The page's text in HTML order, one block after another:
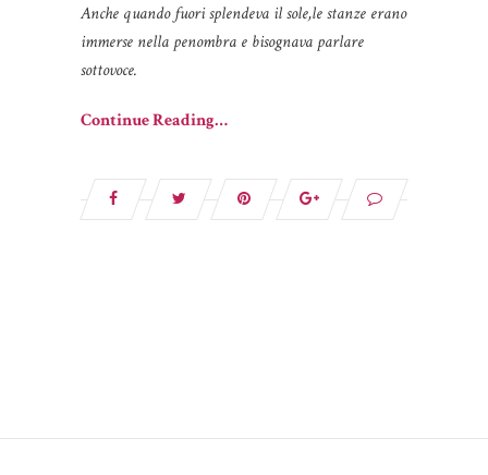
Anche quando fuori splendeva il sole,le stanze erano
immerse nella penombra e bisognava parlare
sottovoce.
Continue Reading…